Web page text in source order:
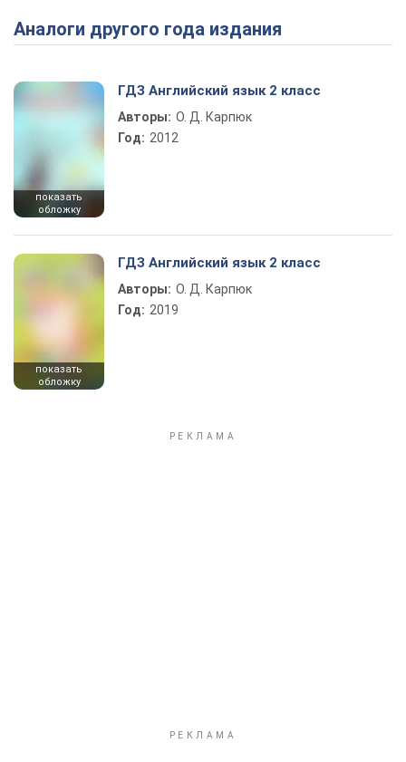
Play Video
Аналоги другого года издания
показать
обложку
ГДЗ Английский язык 2 класс
Авторы: О. Д. Карпюк
Год: 2012
показать
обложку
ГДЗ Английский язык 2 класс
Авторы: О. Д. Карпюк
Год: 2019